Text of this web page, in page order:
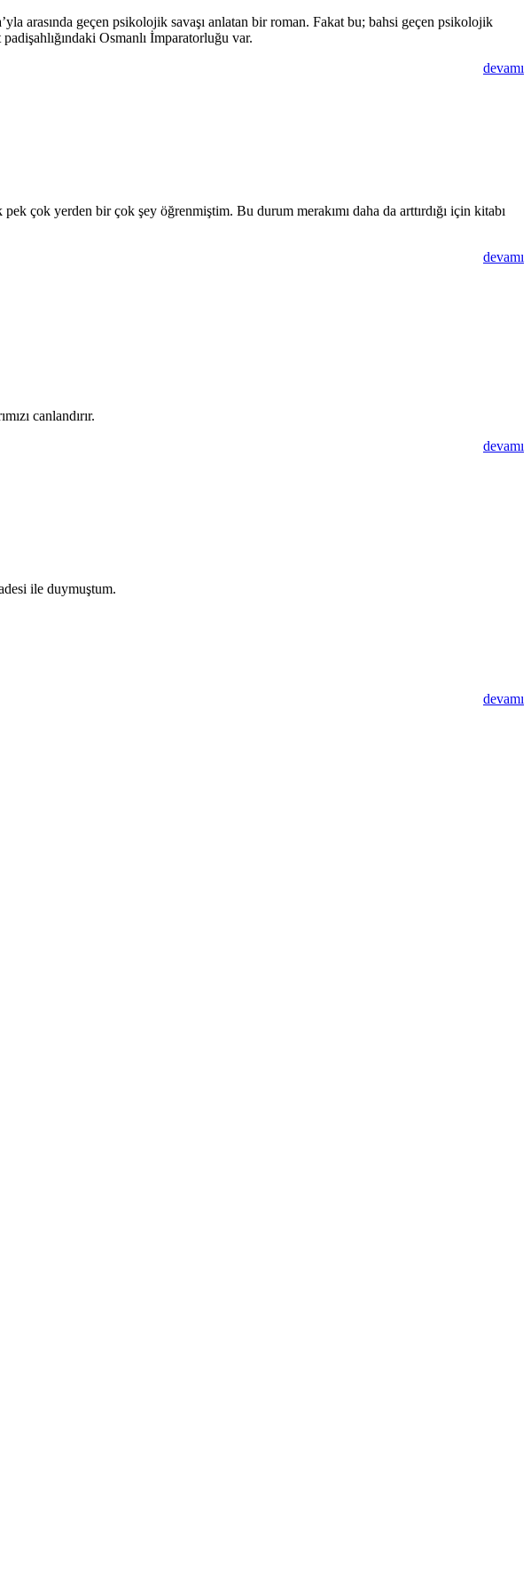
arasında geçen psikolojik savaşı anlatan bir roman. Fakat bu; bahsi geçen psikolojik
Osmanlı İmparatorluğu var.
devamı
çok yerden bir çok şey öğrenmiştim. Bu durum merakımı daha da arttırdığı için kitabı
devamı
canlandırır.
devamı
ile duymuştum.
devamı